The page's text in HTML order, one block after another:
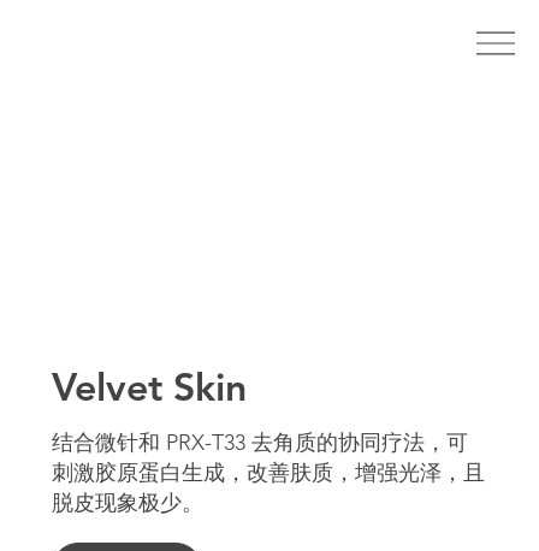
Velvet Skin
结合微针和 PRX-T33 去角质的协同疗法，可
刺激胶原蛋白生成，改善肤质，增强光泽，且
脱皮现象极少。